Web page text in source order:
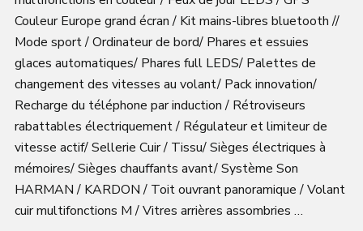
Couleur Europe grand écran / Kit mains-libres bluetooth //
Mode sport / Ordinateur de bord/ Phares et essuies
glaces automatiques/ Phares full LEDS/ Palettes de
changement des vitesses au volant/ Pack innovation/
Recharge du téléphone par induction / Rétroviseurs
rabattables électriquement / Régulateur et limiteur de
vitesse actif/ Sellerie Cuir / Tissu/ Sièges électriques à
mémoires/ Sièges chauffants avant/ Système Son
HARMAN / KARDON / Toit ouvrant panoramique / Volant
cuir multifonctions M / Vitres arrières assombries …